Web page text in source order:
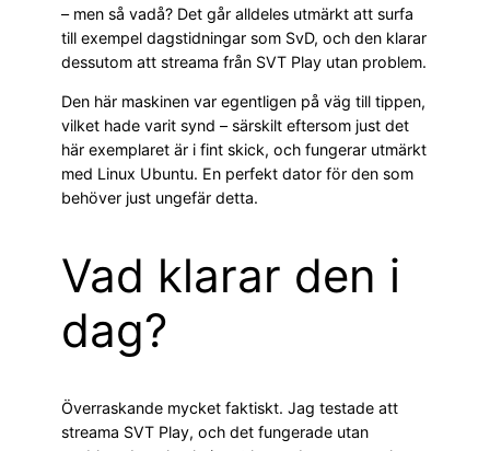
– men så vadå? Det går alldeles utmärkt att surfa
till exempel dagstidningar som SvD, och den klarar
dessutom att streama från SVT Play utan problem.
Den här maskinen var egentligen på väg till tippen,
vilket hade varit synd – särskilt eftersom just det
här exemplaret är i fint skick, och fungerar utmärkt
med Linux Ubuntu. En perfekt dator för den som
behöver just ungefär detta.
Vad klarar den i
dag?
Överraskande mycket faktiskt. Jag testade att
streama SVT Play, och det fungerade utan